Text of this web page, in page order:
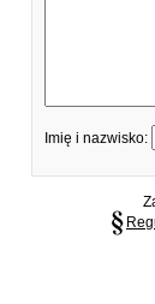
Imię i nazwisko: